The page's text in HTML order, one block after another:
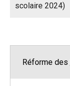
scolaire 2024)
Réforme des